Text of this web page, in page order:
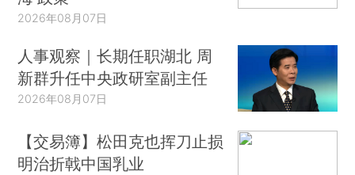
2026年08月07日
人事观察｜长期任职湖北 周
新群升任中央政研室副主任
2026年08月07日
【交易簿】松田克也挥刀止损
明治折戟中国乳业